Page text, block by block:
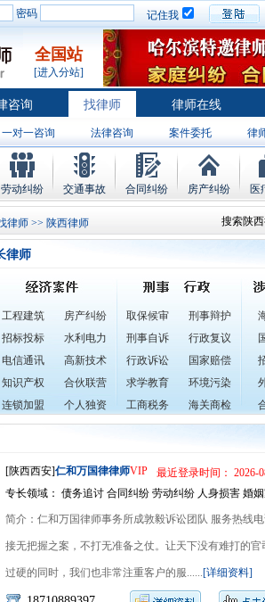
密码 记住我
全国站
[进入分站]
咨询 找律师 律师在线
一对一咨询 法律咨询 案件委托 律
劳动纠纷 交通事故 合同纠纷 房产纠纷 医
律师 >> 陕西律师 搜索陕
律师
工程建筑
房产纠纷
招标投标
水利电力
电信通讯
高新技术
知识产权
合伙联营
连锁加盟
个人独资
取保候审
刑事辩护
刑事自诉
行政复议
行政诉讼
国家赔偿
求学教育
环境污染
工商税务
海关商检
[陕西西安]仁和万国律律师VIP
最近登录时间： 2026-
专长领域： 债务追讨 合同纠纷 劳动纠纷 人身损害 婚
简介：仁和万国律师事务所成敦毅诉讼团队 服务热线电
接无把握之案，不打无准备之仗。让天下没有难打的
过硬的同时，我们也非常注重客户的服......[详细资料]